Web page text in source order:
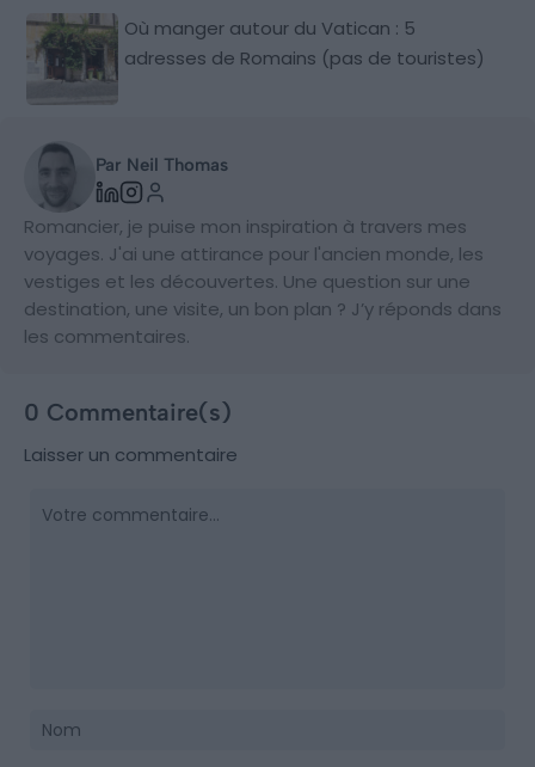
Où manger autour du Vatican : 5
adresses de Romains (pas de touristes)
Par Neil Thomas
Romancier, je puise mon inspiration à travers mes
voyages. J'ai une attirance pour l'ancien monde, les
vestiges et les découvertes. Une question sur une
destination, une visite, un bon plan ? J’y réponds dans
les commentaires.
0 Commentaire(s)
Laisser un commentaire